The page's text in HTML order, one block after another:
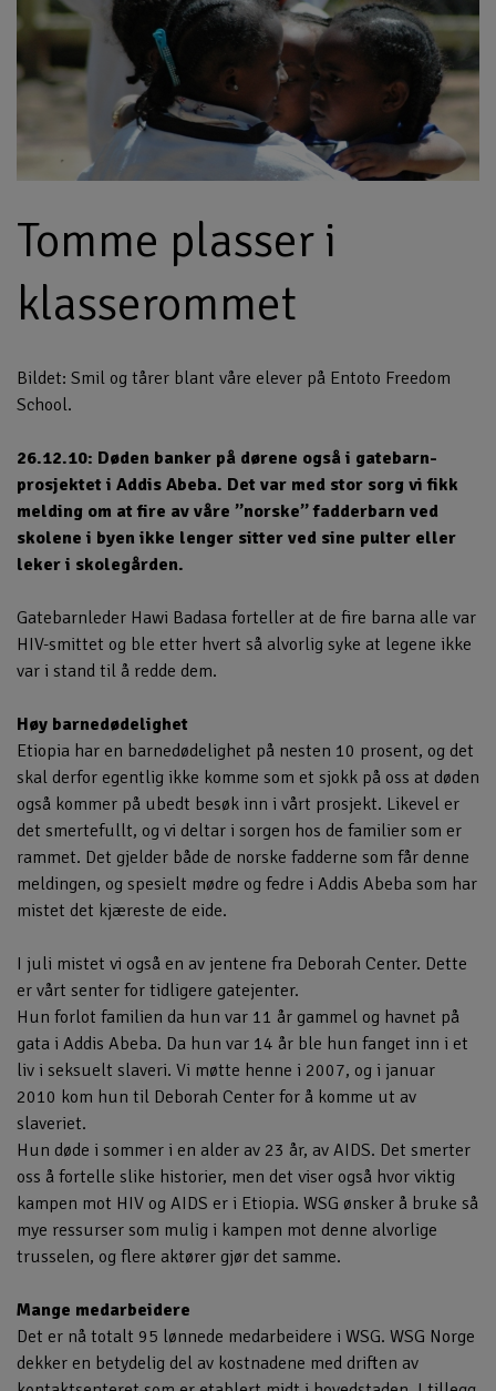
Tomme plasser i
klasserommet
Bildet: Smil og tårer blant våre elever på Entoto Freedom
School.
26.12.10: Døden banker på dørene også i gatebarn-
prosjektet i Addis Abeba. Det var med stor sorg vi fikk
melding om at fire av våre ”norske” fadderbarn ved
skolene i byen ikke lenger sitter ved sine pulter eller
leker i skolegården.
Gatebarnleder Hawi Badasa forteller at de fire barna alle var
HIV-smittet og ble etter hvert så alvorlig syke at legene ikke
var i stand til å redde dem.
Høy barnedødelighet
Etiopia har en barnedødelighet på nesten 10 prosent, og det
skal derfor egentlig ikke komme som et sjokk på oss at døden
også kommer på ubedt besøk inn i vårt prosjekt. Likevel er
det smertefullt, og vi deltar i sorgen hos de familier som er
rammet. Det gjelder både de norske fadderne som får denne
meldingen, og spesielt mødre og fedre i Addis Abeba som har
mistet det kjæreste de eide.
I juli mistet vi også en av jentene fra Deborah Center. Dette
er vårt senter for tidligere gatejenter.
Hun forlot familien da hun var 11 år gammel og havnet på
gata i Addis Abeba. Da hun var 14 år ble hun fanget inn i et
liv i seksuelt slaveri. Vi møtte henne i 2007, og i januar
2010 kom hun til Deborah Center for å komme ut av
slaveriet.
Hun døde i sommer i en alder av 23 år, av AIDS. Det smerter
oss å fortelle slike historier, men det viser også hvor viktig
kampen mot HIV og AIDS er i Etiopia. WSG ønsker å bruke så
mye ressurser som mulig i kampen mot denne alvorlige
trusselen, og flere aktører gjør det samme.
Mange medarbeidere
Det er nå totalt 95 lønnede medarbeidere i WSG. WSG Norge
dekker en betydelig del av kostnadene med driften av